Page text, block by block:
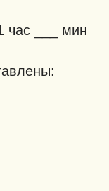
час ___ мин